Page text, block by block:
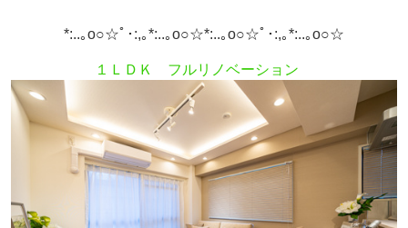
*:..｡o○☆ﾟ･:,｡*:..｡o○☆*:..｡o○☆ﾟ･:,｡*:..｡o○☆
１ＬＤＫ フルリノベーション